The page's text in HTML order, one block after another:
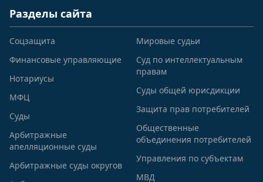
Разделы сайта
Соцзащита
Финансовые управляющие
Нотариусы
МФЦ
Суды
Арбитражные
апелляционные суды
Арбитражные суды округов
Мировые судьи
Суд по интеллектуальным
правам
Суды общей юрисдикции
Защита прав потребителей
Общественные
объединения потребителей
Управления по субъектам
МВД